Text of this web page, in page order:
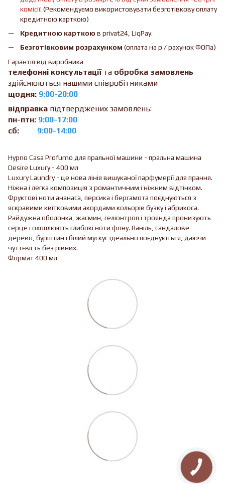
комісії! (Рекомендуємо використовувати безготівкову оплату
кредитною карткою)
Кредитною карткою в privat24, LiqPay.
Безготівковим розрахунком (оплата на р / рахунок ФОПа)
Гарантія від виробника
телефонні консультації та обробка замовлень
здійснюються нашими співробітниками
щодня: 9:00-20:00
відправка підтверджених замовлень:
пн-птн: 9:00-17:00
сб:
9:00-14:00
Hypno Casa Profumo для пральної машини - пральна машина
Desire Luxury - 400 мл
Luxury Laundry - це нова лінія вишуканої парфумерії для прання.
Ніжна і легка композиція з романтичним і ніжним відтінком.
Фруктові ноти ананаса, персика і бергамота поєднуються з
яскравими квітковими акордами кольорів бузку і абрикоса.
Райдужна оболонка, жасмин, геліонтроп і троянда пронизують
серце і охоплюють глибокі ноти фону. Ваніль, сандалове
дерево, бурштин і білий мускус ідеально поєднуються, даючи
чуттєвість без рівних.
Формат 400 мл